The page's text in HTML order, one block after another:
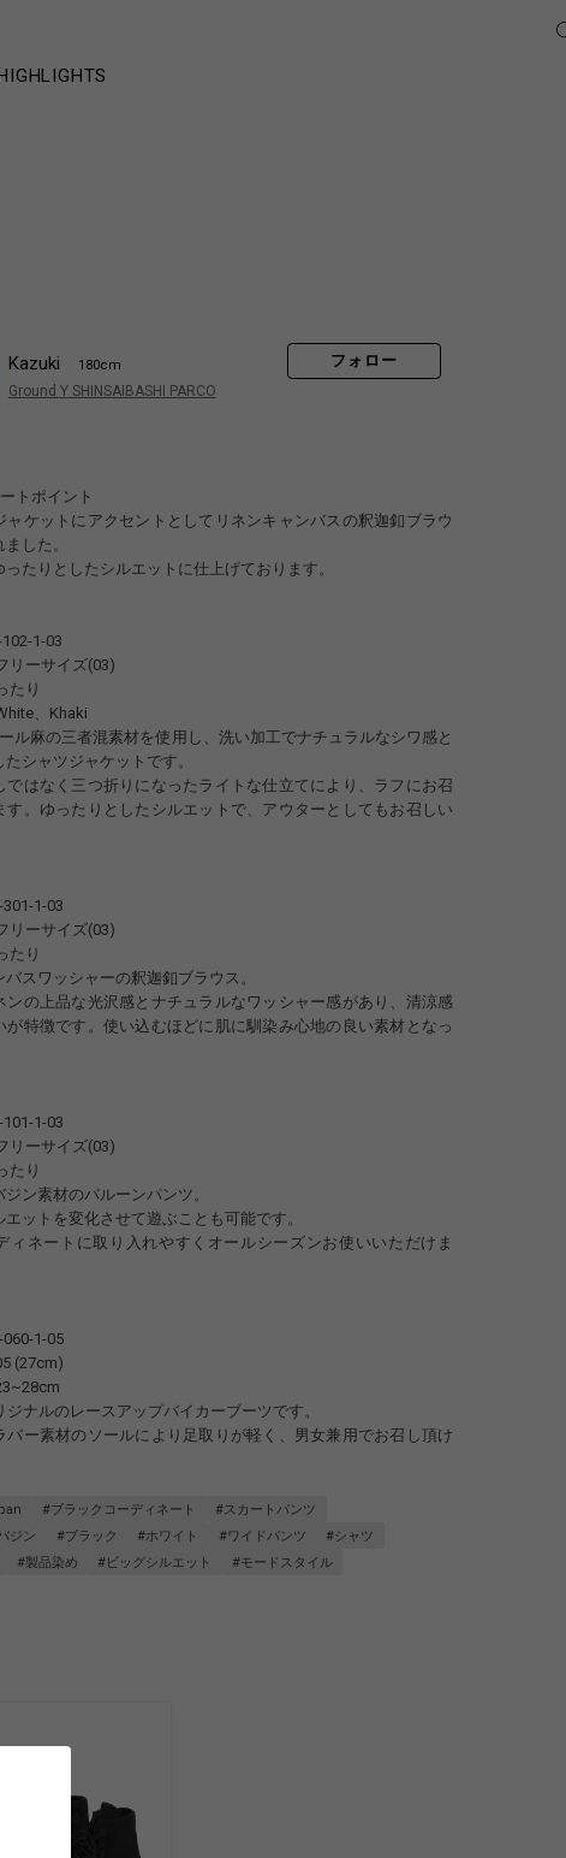
Kazuki 180cm
Ground Y SHINSAIBASHI PARCO
フォロー
トポイント
ャケットにアクセントとしてリネンキャンバスの釈迦釦ブラウ
した。
ったりとしたシルエットに仕上げております。
1-03
リーサイズ(03)
たり
、Khaki
ル麻の三者混素材を使用し、洗い加工でナチュラルなシワ感と
シャツジャケットです。
ではなく三つ折りになったライトな仕立てにより、ラフにお召
す。ゆったりとしたシルエットで、アウターとしてもお召しい
1-03
リーサイズ(03)
たり
バスワッシャーの釈迦釦ブラウス。
ンの上品な光沢感とナチュラルなワッシャー感があり、清涼感
が特徴です。使い込むほどに肌に馴染み心地の良い素材となっ
1-03
リーサイズ(03)
たり
ン素材のバルーンパンツ。
ットを変化させて遊ぶことも可能です。
ィネートに取り入れやすくオールシーズンお使いいただけま
060-1-05
(27cm)
ジナルのレースアップバイカーブーツです。
バー素材のソールにより足取りが軽く、男女兼用でお召し頂け
#ブラックコーディネート
#スカートパンツ
ジン
#ブラック #ホワイト #ワイドパンツ
#シャツ
#製品染め #ビッグシルエット #モードスタイル